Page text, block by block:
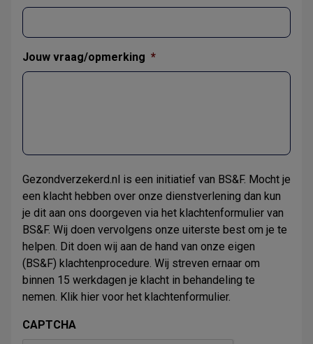
Jouw vraag/opmerking *
Gezondverzekerd.nl is een initiatief van BS&F. Mocht je
een klacht hebben over onze dienstverlening dan kun
je dit aan ons doorgeven via het klachtenformulier van
BS&F. Wij doen vervolgens onze uiterste best om je te
helpen. Dit doen wij aan de hand van onze eigen
(BS&F) klachtenprocedure. Wij streven ernaar om
binnen 15 werkdagen je klacht in behandeling te
nemen. Klik hier voor het klachtenformulier.
CAPTCHA